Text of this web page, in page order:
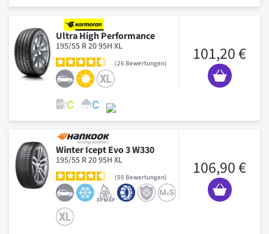
Ultra High Performance
195/55 R 20 95H XL
26 Bewertungen 101,20 €
Winter Icept Evo 3 W330
195/55 R 20 95H XL
50 Bewertungen 106,90 €